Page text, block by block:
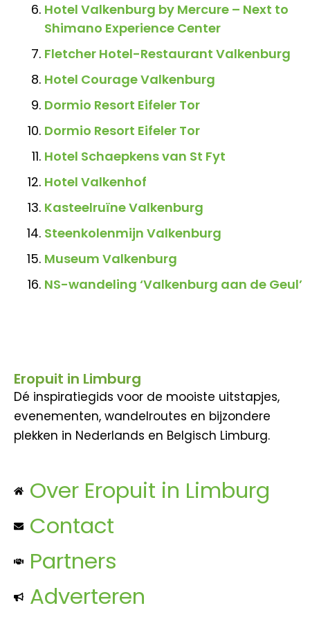
Hotel Valkenburg by Mercure – Next to
Shimano Experience Center
Fletcher Hotel-Restaurant Valkenburg
Hotel Courage Valkenburg
Dormio Resort Eifeler Tor
Dormio Resort Eifeler Tor
Hotel Schaepkens van St Fyt
Hotel Valkenhof
Kasteelruïne Valkenburg
Steenkolenmijn Valkenburg
Museum Valkenburg
NS-wandeling ‘Valkenburg aan de Geul’
Eropuit in Limburg
Dé inspiratiegids voor de mooiste uitstapjes,
evenementen, wandelroutes en bijzondere
plekken in Nederlands en Belgisch Limburg.
Over Eropuit in Limburg
Contact
Partners
Adverteren